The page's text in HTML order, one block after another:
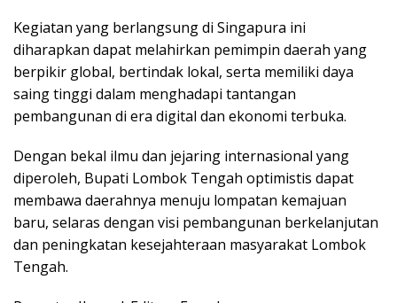
Kegiatan yang berlangsung di Singapura ini
diharapkan dapat melahirkan pemimpin daerah yang
berpikir global, bertindak lokal, serta memiliki daya
saing tinggi dalam menghadapi tantangan
pembangunan di era digital dan ekonomi terbuka.
Dengan bekal ilmu dan jejaring internasional yang
diperoleh, Bupati Lombok Tengah optimistis dapat
membawa daerahnya menuju lompatan kemajuan
baru, selaras dengan visi pembangunan berkelanjutan
dan peningkatan kesejahteraan masyarakat Lombok
Tengah.